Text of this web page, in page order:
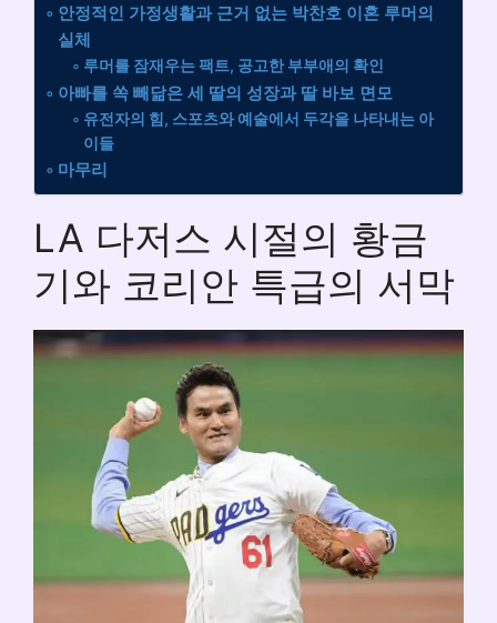
안정적인 가정생활과 근거 없는 박찬호 이혼 루머의
실체
루머를 잠재우는 팩트, 공고한 부부애의 확인
아빠를 쏙 빼닮은 세 딸의 성장과 딸 바보 면모
유전자의 힘, 스포츠와 예술에서 두각을 나타내는 아
이들
마무리
LA 다저스 시절의 황금
기와 코리안 특급의 서막